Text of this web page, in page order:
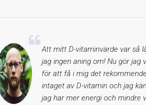
Att mitt D-vitaminvärde var så
jag ingen aning om! Nu gör jag
för att få i mig det
intaget av D-vitamin och jag
jag har mer energi och mindre